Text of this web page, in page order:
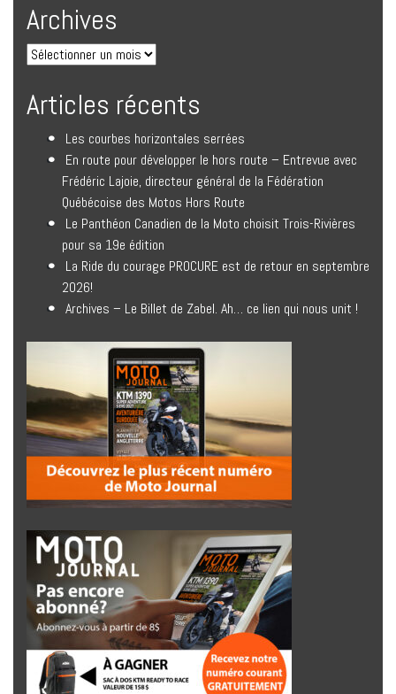
Archives
Articles récents
Les courbes horizontales serrées
En route pour développer le hors route – Entrevue avec
Frédéric Lajoie, directeur général de la Fédération
Québécoise des Motos Hors Route
Le Panthéon Canadien de la Moto choisit Trois-Rivières
pour sa 19e édition
La Ride du courage PROCURE est de retour en septembre
2026!
Archives – Le Billet de Zabel. Ah… ce lien qui nous unit !